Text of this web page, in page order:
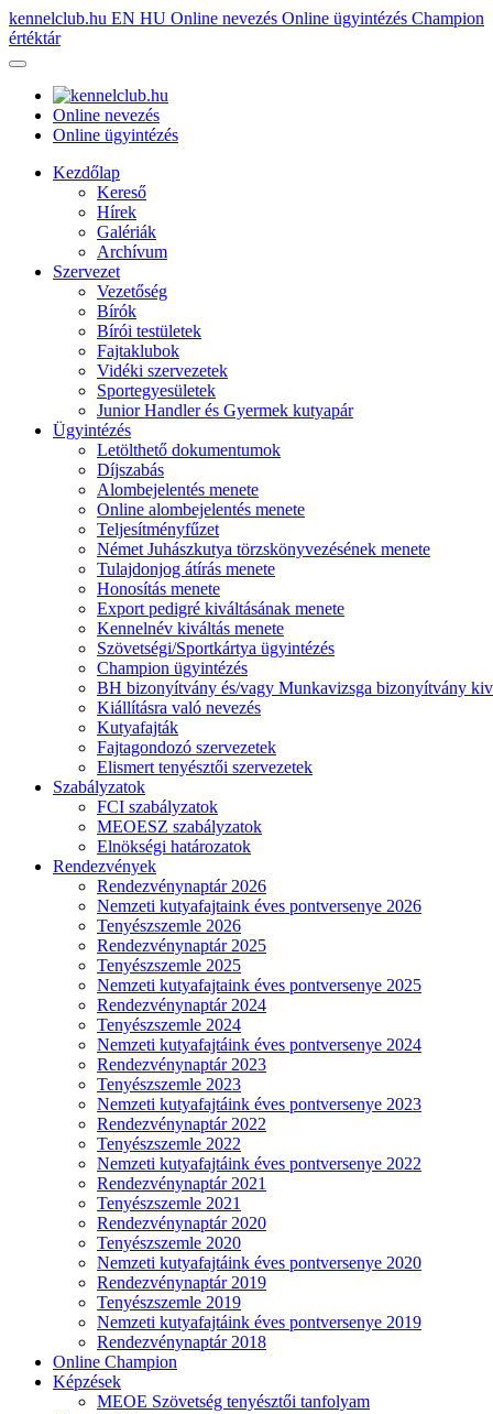
kennelclub.hu EN HU Online nevezés Online ügyintézés Champion
értéktár
Online nevezés
Online ügyintézés
Kezdőlap
Kereső
Hírek
Galériák
Archívum
Szervezet
Vezetőség
Bírók
Bírói testületek
Fajtaklubok
Vidéki szervezetek
Sportegyesületek
Junior Handler és Gyermek kutyapár
Ügyintézés
Letölthető dokumentumok
Díjszabás
Alombejelentés menete
Online alombejelentés menete
Teljesítményfűzet
Német Juhászkutya törzskönyvezésének menete
Tulajdonjog átírás menete
Honosítás menete
Export pedigré kiváltásának menete
Kennelnév kiváltás menete
Szövetségi/Sportkártya ügyintézés
Champion ügyintézés
BH bizonyítvány és/vagy Munkavizsga bizonyítvány
Kiállításra való nevezés
Kutyafajták
Fajtagondozó szervezetek
Elismert tenyésztői szervezetek
Szabályzatok
FCI szabályzatok
MEOESZ szabályzatok
Elnökségi határozatok
Rendezvények
Rendezvénynaptár 2026
Nemzeti kutyafajtaink éves pontversenye 2026
Tenyészszemle 2026
Rendezvénynaptár 2025
Tenyészszemle 2025
Nemzeti kutyafajtaink éves pontversenye 2025
Rendezvénynaptár 2024
Tenyészszemle 2024
Nemzeti kutyafajtáink éves pontversenye 2024
Rendezvénynaptár 2023
Tenyészszemle 2023
Nemzeti kutyafajtáink éves pontversenye 2023
Rendezvénynaptár 2022
Tenyészszemle 2022
Nemzeti kutyafajtáink éves pontversenye 2022
Rendezvénynaptár 2021
Tenyészszemle 2021
Rendezvénynaptár 2020
Tenyészszemle 2020
Nemzeti kutyafajtáink éves pontversenye 2020
Rendezvénynaptár 2019
Tenyészszemle 2019
Nemzeti kutyafajtáink éves pontversenye 2019
Rendezvénynaptár 2018
Online Champion
Képzések
MEOE Szövetség tenyésztői tanfolyam